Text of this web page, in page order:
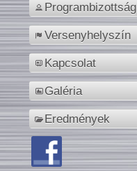
Programbizottság
Versenyhelyszín
Kapcsolat
Galéria
Eredmények